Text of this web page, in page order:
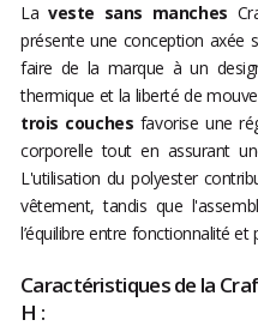
Laveste sans manches
présente une conception axée
faire de la marque à un
thermique et la liberté de
trois couches favorise une
corporelle tout en assurant
L'utilisation du polyester
vêtement, tandis que
l’équilibre entre fonctionnalité et
Caractéristiques de la
H :